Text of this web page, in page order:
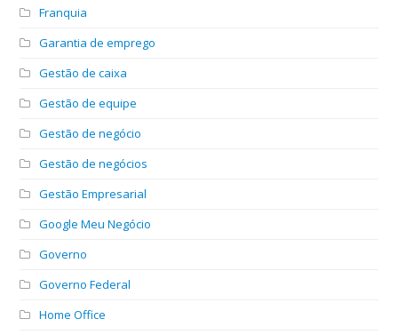
Franquia
Garantia de emprego
Gestão de caixa
Gestão de equipe
Gestão de negócio
Gestão de negócios
Gestão Empresarial
Google Meu Negócio
Governo
Governo Federal
Home Office